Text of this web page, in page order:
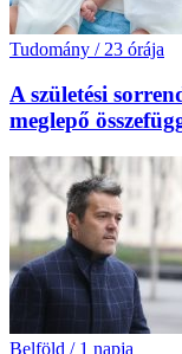
Tudomány / 23 órája
A születési
meglepő
Belföld / 1 napja